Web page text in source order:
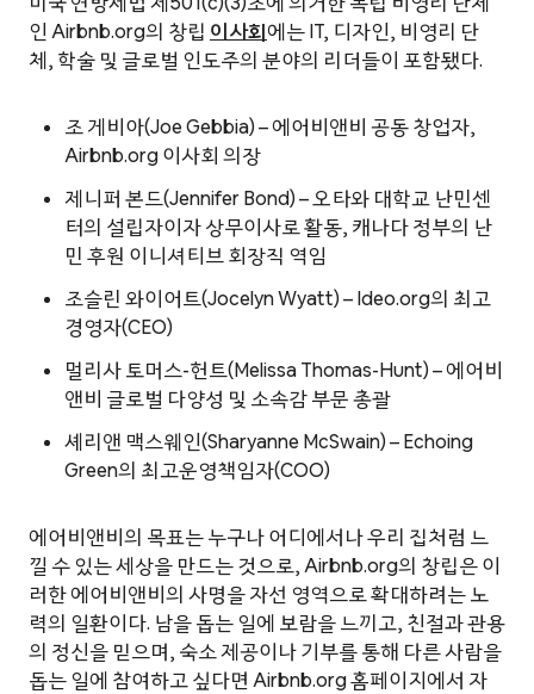
인 Airbnb.org의 창립 이사회에는 IT, 디자인, 비영리 단
체, 학술 및 글로벌 인도주의 분야의 리더들이 포함됐다.
조 게비아(Joe Gebbia) – 에어비앤비 공동 창업자,
Airbnb.org 이사회 의장
제니퍼 본드(Jennifer Bond) – 오타와 대학교 난민센
터의 설립자이자 상무이사로 활동, 캐나다 정부의 난
민 후원 이니셔티브 회장직 역임
조슬린 와이어트(Jocelyn Wyatt) – Ideo.org의 최고
경영자(CEO)
멀리사 토머스-헌트(Melissa Thomas-Hunt) – 에어비
앤비 글로벌 다양성 및 소속감 부문 총괄
셰리앤 맥스웨인(Sharyanne McSwain) – Echoing
Green의 최고운영책임자(COO)
에어비앤비의 목표는 누구나 어디에서나 우리 집처럼 느
낄 수 있는 세상을 만드는 것으로, Airbnb.org의 창립은 이
러한 에어비앤비의 사명을 자선 영역으로 확대하려는 노
력의 일환이다. 남을 돕는 일에 보람을 느끼고, 친절과 관용
의 정신을 믿으며, 숙소 제공이나 기부를 통해 다른 사람을
돕는 일에 참여하고 싶다면 Airbnb.org 홈페이지에서 자